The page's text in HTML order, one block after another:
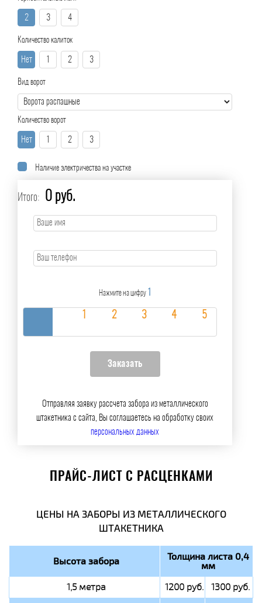
2 3 4
Количество калиток
Нет 2 3
Вид ворот
Количество ворот
Нет 2 3
Наличие электричества на участке
Итого: 0 руб.
Нажмите на цифру 1
Отправляя заявку рассчета забора из металлического
штакетника с сайта, Вы соглашаетесь на обработку своих
персональных данных
ПРАЙС-ЛИСТ С РАСЦЕНКАМИ
ЦЕНЫ НА ЗАБОРЫ ИЗ МЕТАЛЛИЧЕСКОГО
ШТАКЕТНИКА
Высота забора Толщина листа 0,4
мм
1,5 метра 1200 руб.
1300 руб.